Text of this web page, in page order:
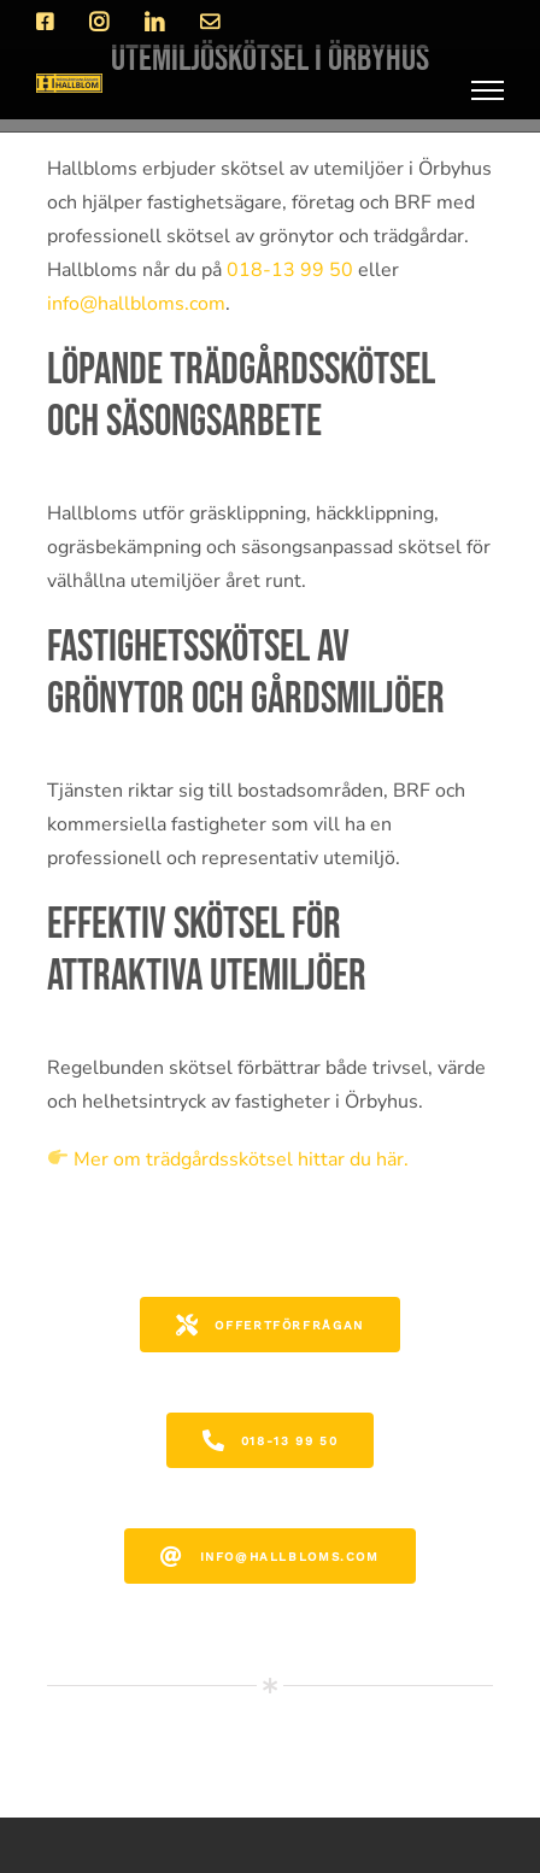
Fortsätt
innehållet
FacebookInstagramLinkedIn
E-
post
Utemiljöskötsel i Örbyhus
Hallbloms erbjuder skötsel av utemiljöer i Örbyhus
och hjälper fastighetsägare, företag och BRF med
professionell skötsel av grönytor och trädgårdar.
Hallbloms når du på018-13 99 50 eller
info@hallbloms.com.
Löpande trädgårdsskötsel
och säsongsarbete
Hallbloms utför gräsklippning, häckklippning,
ogräsbekämpning och säsongsanpassad skötsel för
välhållna utemiljöer året runt.
Fastighetsskötsel av
grönytor och gårdsmiljöer
Tjänsten riktar sig till bostadsområden, BRF och
kommersiella fastigheter som vill ha en
professionell och representativ utemiljö.
Effektiv skötsel för
attraktiva utemiljöer
Regelbunden skötsel förbättrar både trivsel, värde
och helhetsintryck av fastigheter i Örbyhus.
Mer om trädgårdsskötsel hittar du här.
OFFERTFÖRFRÅGAN
018-13 99 50
INFO@HALLBLOMS.COM